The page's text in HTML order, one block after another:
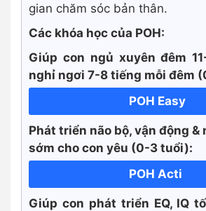
gian chăm sóc bản thân.
Các khóa học của POH:
Giúp con ngủ xuyên đêm
nghỉ ngơi 7-8 tiếng mỗi đêm
POH Easy
Phát triển não bộ, vận động
sớm cho con yêu (0-3 tuổi):
POH Acti
Giúp con phát triển EQ, IQ